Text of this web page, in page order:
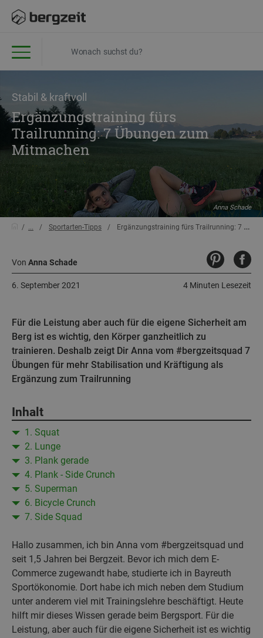
Stabil & kraftvoll
Ergänzungstraining fürs
Trailrunning: 7 Übungen zum
Mitmachen
Anna Schade
... Sportarten-Tipps Ergänzungstraining fürs Trailrunning: 7 Übungen zum Mitmachen
Von Anna Schade
4 Minuten Lesezeit
6. September 2021
Für die Leistung aber auch für die eigene Sicherheit am
Berg ist es wichtig, den Körper ganzheitlich zu
trainieren. Deshalb zeigt Dir Anna vom #bergzeitsquad 7
Übungen für mehr Stabilisation und Kräftigung als
Ergänzung zum Trailrunning
Inhalt
1. Squat
2. Lunge
3. Plank gerade
4. Plank - Side Crunch
5. Superman
6. Bicycle Crunch
7. Side Squad
Hallo zusammen, ich bin Anna vom #bergzeitsquad und
seit 1,5 Jahren bei Bergzeit. Bevor ich mich dem E-
Commerce zugewandt habe, studierte ich in Bayreuth
Sportökonomie. Dort habe ich mich neben dem Studium
unter anderem viel mit Trainingslehre beschäftigt. Heute
hilft mir dieses Wissen gerade beim Bergsport. Für die
Leistung, aber auch für die eigene Sicherheit ist es wichtig